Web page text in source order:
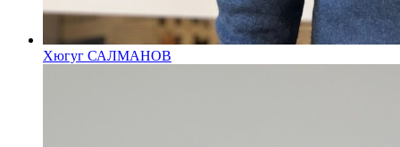
Хюгуг САЛМАНОВ